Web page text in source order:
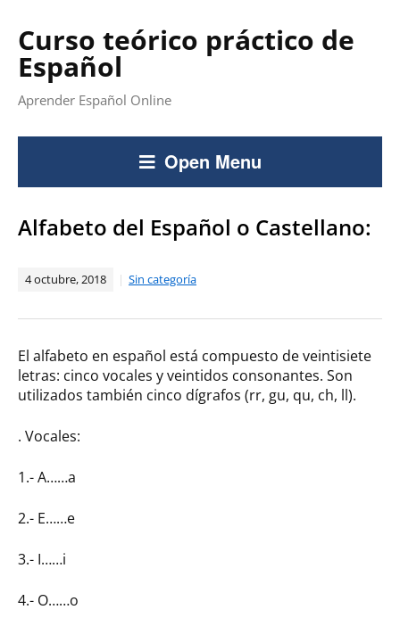
Curso teórico práctico de
Español
Aprender Español Online
Open Menu
Alfabeto del Español o Castellano:
4 octubre, 2018 Sin categoría
El alfabeto en español está compuesto de veintisiete
letras: cinco vocales y veintidos consonantes. Son
utilizados también cinco dígrafos (rr, gu, qu, ch, ll).
. Vocales:
1.- A……a
2.- E……e
3.- I……i
4.- O……o